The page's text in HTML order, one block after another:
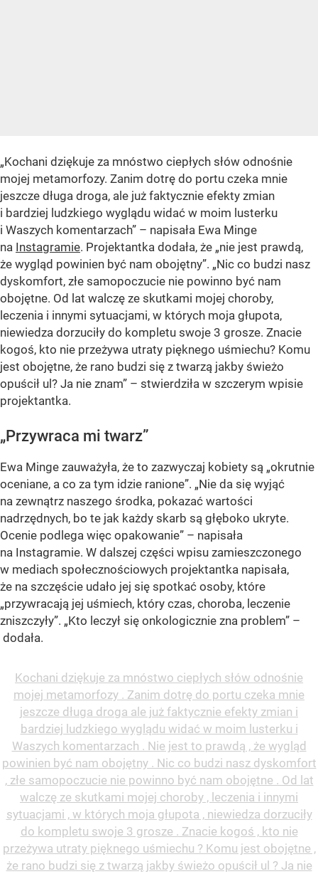
„Kochani dziękuje za mnóstwo ciepłych słów odnośnie
mojej metamorfozy. Zanim dotrę do portu czeka mnie
jeszcze długa droga, ale już faktycznie efekty zmian
i bardziej ludzkiego wyglądu widać w moim lusterku
i Waszych komentarzach” – napisała Ewa Minge
na Instagramie. Projektantka dodała, że „nie jest prawdą,
że wygląd powinien być nam obojętny”. „Nic co budzi nasz
dyskomfort, złe samopoczucie nie powinno być nam
obojętne. Od lat walczę ze skutkami mojej choroby,
leczenia i innymi sytuacjami, w których moja głupota,
niewiedza dorzuciły do kompletu swoje 3 grosze. Znacie
kogoś, kto nie przeżywa utraty pięknego uśmiechu? Komu
jest obojętne, że rano budzi się z twarzą jakby świeżo
opuścił ul? Ja nie znam” – stwierdziła w szczerym wpisie
projektantka.
„Przywraca mi twarz”
Ewa Minge zauważyła, że to zazwyczaj kobiety są „okrutnie
oceniane, a co za tym idzie ranione”. „Nie da się wyjąć
na zewnątrz naszego środka, pokazać wartości
nadrzędnych, bo te jak każdy skarb są głęboko ukryte.
Ocenie podlega więc opakowanie” – napisała
na Instagramie. W dalszej części wpisu zamieszczonego
w mediach społecznościowych projektantka napisała,
że na szczęście udało jej się spotkać osoby, które
„przywracają jej uśmiech, który czas, choroba, leczenie
zniszczyły”. „Kto leczył się onkologicznie zna problem” –
dodała.
Kochani dziękuje za mnóstwo ciepłych słów odnośnie
mojej metamorfozy . Zanim dotrę do portu czeka mnie
jeszcze długa droga ale już faktycznie efekty zmian i
bardziej ludzkiego wyglądu widać w moim lusterku i
Waszych komentarzach . Nie jest to prawdą , że wygląd
powinien być nam obojętny . Nic co budzi nasz dyskomfort
, złe samopoczucie nie powinno być nam obojętne . Od lat
walczę ze skutkami mojej choroby , leczenia i innymi
sytuacjami , w których moja głupota , niewiedza dorzuciły
do kompletu swoje 3 grosze . Znacie kogoś , kto nie
przeżywa utraty pięknego uśmiechu ? Komu jest obojętne ,
że rano budzi się z twarzą jakby świeżo opuścił ul ? Ja nie